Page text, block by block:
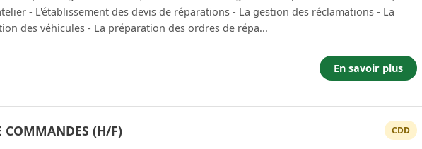
- L'établissement des devis de réparations - La gestion des réclamations - La
des véhicules - La préparation des ordres de répa...
En savoir plus
COMMANDES (H/F) CDD